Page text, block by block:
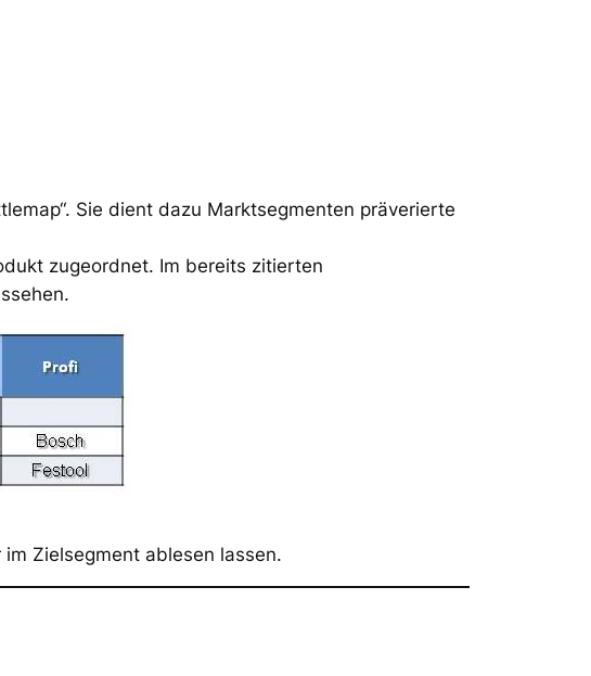
Sie dient dazu Marktsegmenten präverierte
zugeordnet. Im bereits zitierten
Zielsegment ablesen lassen.